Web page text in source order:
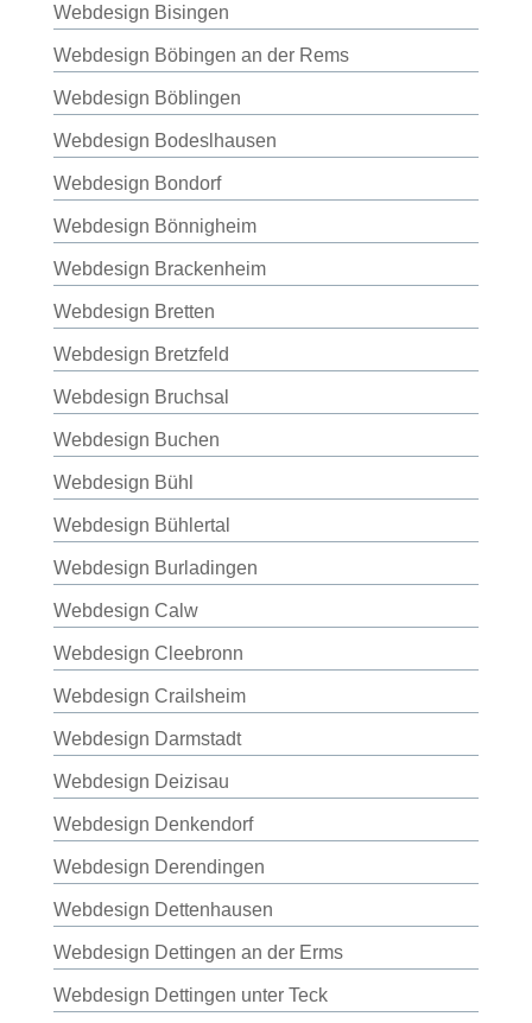
Webdesign Bisingen
Webdesign Böbingen an der Rems
Webdesign Böblingen
Webdesign Bodeslhausen
Webdesign Bondorf
Webdesign Bönnigheim
Webdesign Brackenheim
Webdesign Bretten
Webdesign Bretzfeld
Webdesign Bruchsal
Webdesign Buchen
Webdesign Bühl
Webdesign Bühlertal
Webdesign Burladingen
Webdesign Calw
Webdesign Cleebronn
Webdesign Crailsheim
Webdesign Darmstadt
Webdesign Deizisau
Webdesign Denkendorf
Webdesign Derendingen
Webdesign Dettenhausen
Webdesign Dettingen an der Erms
Webdesign Dettingen unter Teck